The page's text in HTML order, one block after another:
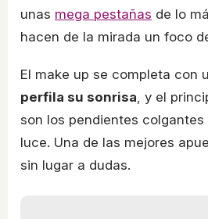
unas mega pestañas de lo
hacen de la mirada un foco
El make up se completa con
perfila su sonrisa , y el
son los pendientes
luce. Una de las mejores
sin lugar a dudas.